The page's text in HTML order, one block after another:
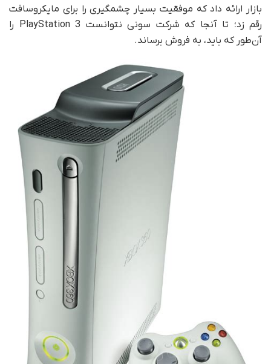
بازار ارائه داد که موفقیت بسیار چشمگیری را برای مایکروسافت
رقم زد؛ تا آنجا که شرکت سونی نتوانست PlayStation 3 را
آن‌طور که باید، به فروش برساند.